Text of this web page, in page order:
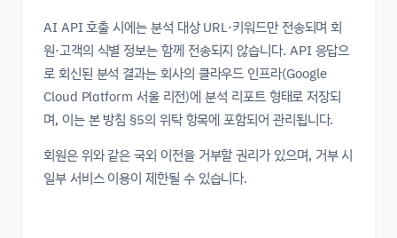
AI API 호출 시에는 분석 대상 URL·키워드만 전송되며 회
원·고객의 식별 정보는 함께 전송되지 않습니다. API 응답으
로 회신된 분석 결과는 회사의 클라우드 인프라(Google
Cloud Platform 서울 리전)에 분석 리포트 형태로 저장되
며, 이는 본 방침 §5의 위탁 항목에 포함되어 관리됩니다.
회원은 위와 같은 국외 이전을 거부할 권리가 있으며, 거부 시
일부 서비스 이용이 제한될 수 있습니다.